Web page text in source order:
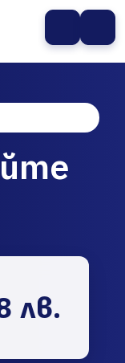
лв.